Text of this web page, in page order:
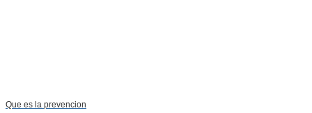
Que es la prevencion